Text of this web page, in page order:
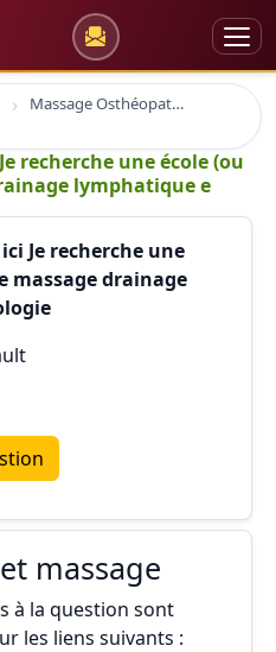
Massage Osthéopathie Kinésiologie
recherche une école (ou
lymphatique e
Je recherche une
massage drainage
massage
à la question sont
les liens suivants :